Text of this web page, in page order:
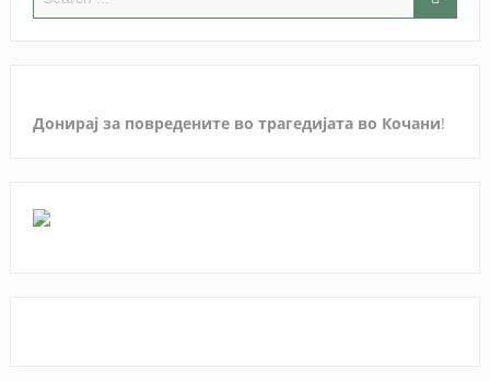
Донирај за повредените во трагедијата во Кочани!